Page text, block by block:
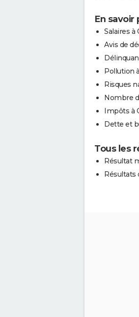
En savoir
Salaires à
Avis de
Pollution
Risques
Nombre
Impôts à
Dette et
Tous les
Résultat
Résultats